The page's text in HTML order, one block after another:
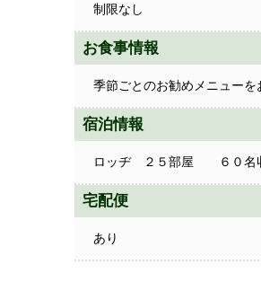
制限なし
お食事情報
季節ごとのお勧めメニュー
宿泊情報
ロッヂ ２５部屋 ６０名
宅配便
あり